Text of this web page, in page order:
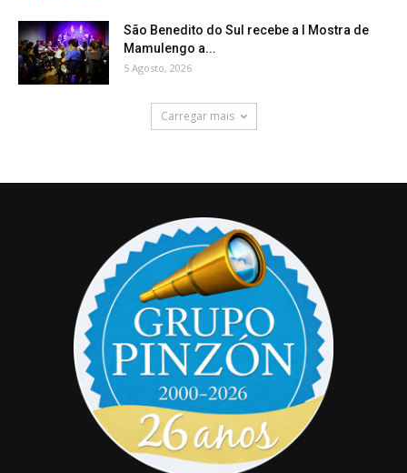
São Benedito do Sul recebe a I Mostra de
Mamulengo a...
5 Agosto, 2026
Carregar mais